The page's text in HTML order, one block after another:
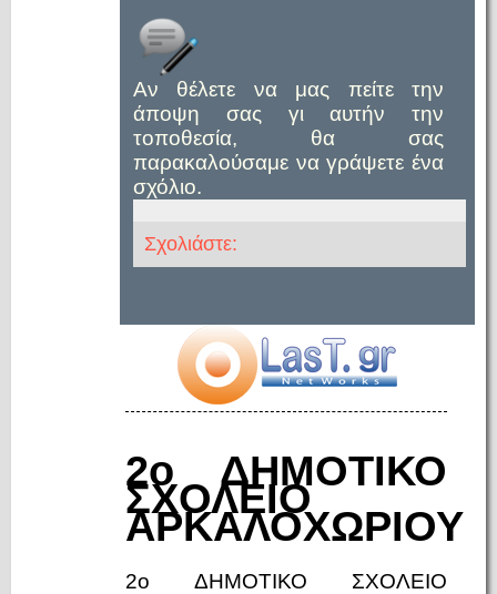
Αν θέλετε να μας πείτε την
άποψη σας γι αυτήν την
τοποθεσία, θα σας
παρακαλούσαμε να γράψετε ένα
σχόλιο.
Σχολιάστε:
2ο ΔΗΜΟΤΙΚΟ
ΣΧΟΛΕΙΟ
ΑΡΚΑΛΟΧΩΡΙΟΥ
2ο ΔΗΜΟΤΙΚΟ ΣΧΟΛΕΙΟ